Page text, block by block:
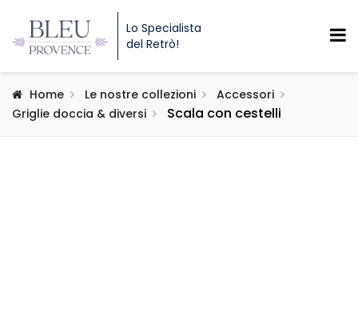
Lo Specialista
del Retrò!
Home Le nostre collezioni
Accessori
Griglie doccia & diversi
Scala con cestelli